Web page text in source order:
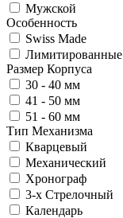
Мужской
Особенность
Swiss Made
Лимитированные
Размер Корпуса
30 - 40 мм
41 - 50 мм
51 - 60 мм
Тип Механизма
Кварцевый
Механический
Хронограф
3-х Стрелочный
Календарь